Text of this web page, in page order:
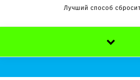
Лучший способ